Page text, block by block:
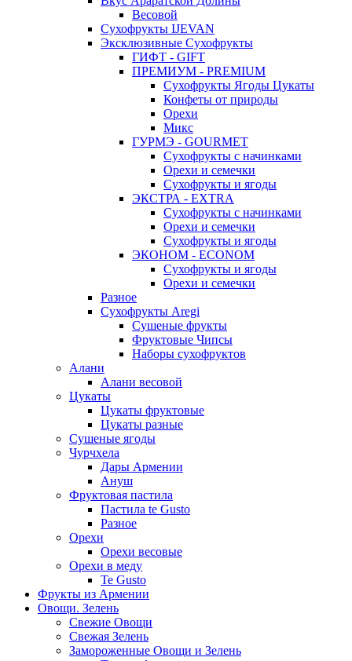
Весовой
Сухофрукты IJEVAN
Эксклюзивные Сухофрукты
ГИФТ - GIFT
ПРЕМИУМ - PREMIUM
Сухофрукты Ягоды Цукаты
Конфеты от природы
Орехи
Микс
ГУРМЭ - GOURMET
Сухофрукты с начинками
Орехи и семечки
Сухофрукты и ягоды
ЭКСТРА - EXTRA
Сухофрукты с начинками
Орехи и семечки
Сухофрукты и ягоды
ЭКОНОМ - ECONOM
Сухофрукты и ягоды
Орехи и семечки
Разное
Сухофрукты Aregi
Сушеные фрукты
Фруктовые Чипсы
Наборы сухофруктов
Алани
Алани весовой
Цукаты
Цукаты фруктовые
Цукаты разные
Сушеные ягоды
Чурчхела
Дары Армении
Ануш
Фруктовая пастила
Пастила te Gusto
Разное
Орехи
Орехи весовые
Орехи в меду
Te Gusto
Фрукты из Армении
Овощи. Зелень
Свежие Овощи
Свежая Зелень
Замороженные Овощи и Зелень